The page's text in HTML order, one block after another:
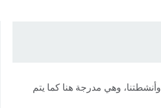
وهي مدرجة هنا كما يتم